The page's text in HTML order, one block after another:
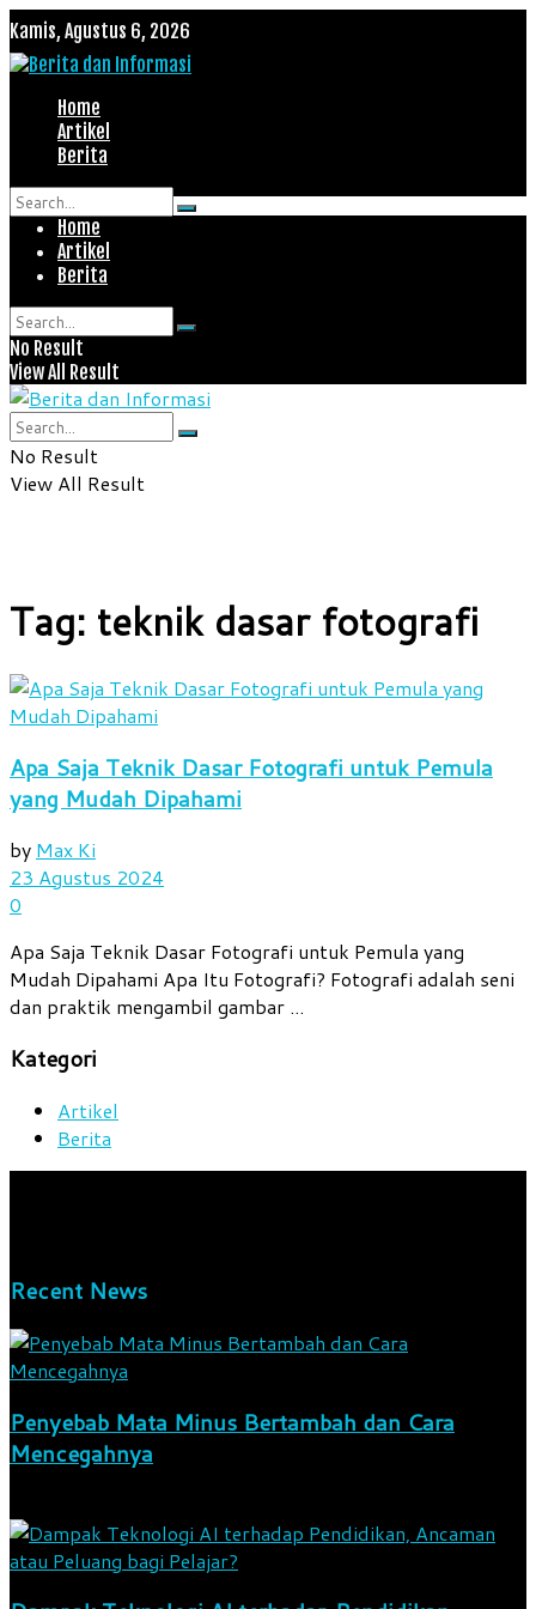
Kamis, Agustus 6, 2026
Home
Artikel
Berita
No Result
View All Result
Home
Artikel
Berita
No Result
View All Result
No Result
View All Result
Tag: teknik dasar fotografi
Apa Saja Teknik Dasar Fotografi untuk Pemula
yang Mudah Dipahami
by Max Ki
23 Agustus 2024
0
Apa Saja Teknik Dasar Fotografi untuk Pemula yang
Mudah Dipahami Apa Itu Fotografi? Fotografi adalah seni
dan praktik mengambil gambar ...
Kategori
Artikel
Berita
Recent News
Penyebab Mata Minus Bertambah dan Cara
Mencegahnya